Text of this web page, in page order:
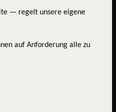
— regelt unsere eigene
auf Anforderung alle zu